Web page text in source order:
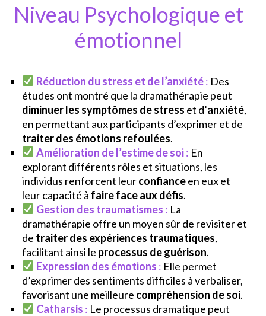
Niveau Psychologique et
émotionnel
Réduction du stress et de l’anxiété: Des
études ont montré que la dramathérapie peut
diminuer les symptômes de stress et d’anxiété,
en permettant aux participants d’exprimer et de
traiter des émotions refoulées.
Amélioration de l’estime de soi: En
explorant différents rôles et situations, les
individus renforcent leurconfianceen eux et
leur capacité à faire face aux défis.
Gestion des traumatismes : La
dramathérapie offre un moyen sûr de revisiter et
de traiter des expériences traumatiques,
facilitant ainsi le processus de guérison.
Expression des émotions : Elle permet
d’exprimer des sentiments difficiles à verbaliser,
favorisant une meilleure compréhension de soi.
Catharsis : Le processus dramatique peut